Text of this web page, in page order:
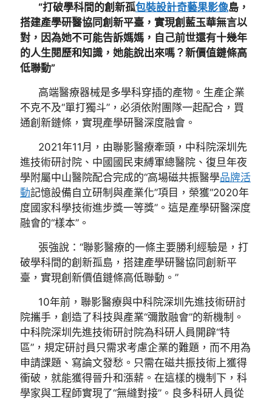
“打破學科間的創新孤包裝設計奇藝果影像島，
搭建產學研醫協同創新平臺，實現創藍玉華無言以
對，因為她不可能告訴媽媽，自己前世還有十幾年
的人生閱歷和知識，她能說出來嗎？新價值鏈條高
低聯動”
高端醫療器械是多學科穿插的產物。生產企業
不克不及“單打獨斗”，必須依附團隊一起配合，買
通創新鏈條，實現產學研醫深度融會。
2021年11月，由聯影醫療牽頭，中科院深圳先
進技術研討院、中國國民束縛軍總醫院、復旦年夜
學附屬中山醫院配合完成的“高場磁共振醫學品牌活
動記憶設備自立研制與產業化”項目，榮獲“2020年
度國家科學技術進步獎一等獎”。這是產學研醫深度
融會的“樣本”。
張強說：“聯影醫療的一條主要勝利經驗是，打
破學科間的創新孤島，搭建產學研醫協同創新平
臺，實現創新價值鏈條高低聯動。”
10年前，聯影醫療與中科院深圳先進技術研討
院攜手，創造了科技與產業“彌散融會”的新機制。
中科院深圳先進技術研討院為科研人員開辟“特
區”，規定研討員只需求考慮企業的難題，而不用為
申請課題、寫論文發愁。只需在磁共振技術上獲得
衝破，就能獲得晉升和漲薪。在這樣的機制下，科
學家與工程師實現了“無縫對接”。良多科研人員從